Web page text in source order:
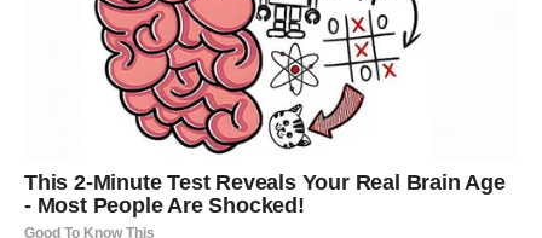
tepsiju obloženu papirom za pečenje i odmah peći dok ne
porumene. Ako vam se tijesto čini ljepljivim, samo ga pritisnite.